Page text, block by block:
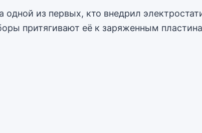
одной из первых, кто внедрил
притягивают её к заряженным